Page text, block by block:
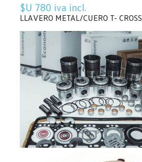
$U 780 iva incl.
LLAVERO METAL/CUERO T- CROSS